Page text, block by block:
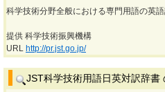
科学技術分野全般における専門用語の英
提供 科学技術振興機構
URL http://pr.jst.go.jp/
JST科学技術用語日英対訳辞書